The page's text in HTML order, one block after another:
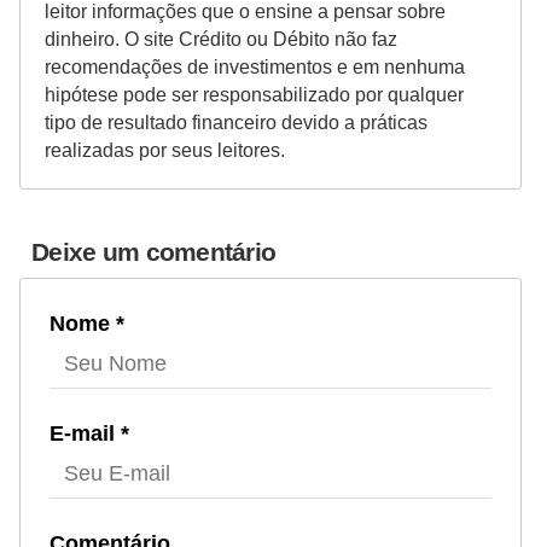
leitor informações que o ensine a pensar sobre
dinheiro. O site Crédito ou Débito não faz
recomendações de investimentos e em nenhuma
hipótese pode ser responsabilizado por qualquer
tipo de resultado financeiro devido a práticas
realizadas por seus leitores.
Deixe um comentário
Nome *
E-mail *